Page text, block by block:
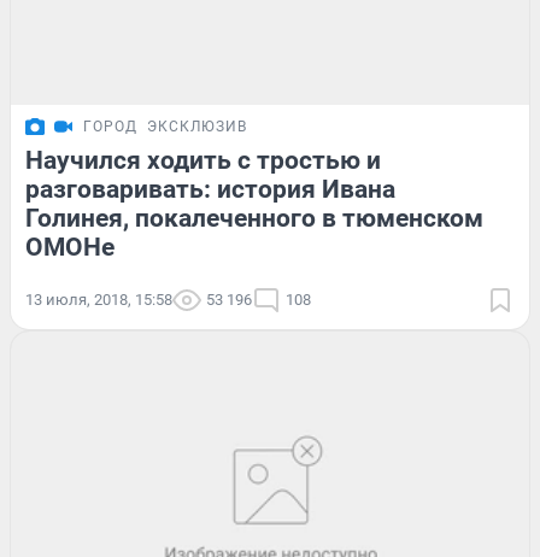
ГОРОД ЭКСКЛЮЗИВ
Научился ходить с тростью и
разговаривать: история Ивана
Голинея, покалеченного в тюменском
ОМОНе
13 июля, 2018, 15:58 53 196 108